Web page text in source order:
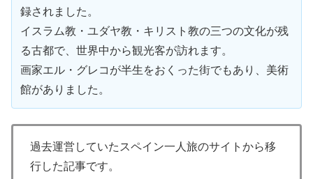
録されました。
イスラム教・ユダヤ教・キリスト教の三つの文化が残
る古都で、世界中から観光客が訪れます。
画家エル・グレコが半生をおくった街でもあり、美術
館がありました。
過去運営していたスペイン一人旅のサイトから移
行した記事です。